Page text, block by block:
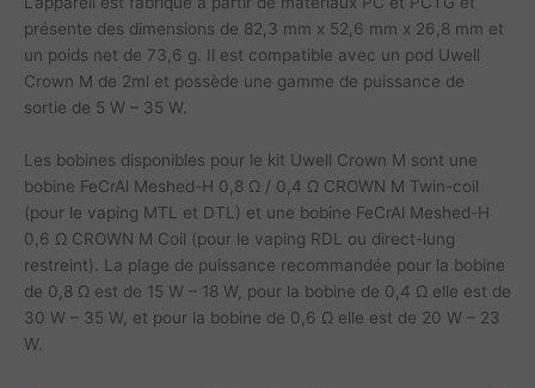
présente des dimensions de 82,3 mm x 52,6 mm x 26,8 mm et
un poids net de 73,6 g. Il est compatible avec un pod Uwell
Crown M de 2ml et possède une gamme de puissance de
sortie de 5 W – 35 W.
Les bobines disponibles pour le kit Uwell Crown M sont une
bobine FeCrAl Meshed-H 0,8 Ω / 0,4 Ω CROWN M Twin-coil
(pour le vaping MTL et DTL) et une bobine FeCrAl Meshed-H
0,6 Ω CROWN M Coil (pour le vaping RDL ou direct-lung
restreint). La plage de puissance recommandée pour la bobine
de 0,8 Ω est de 15 W – 18 W, pour la bobine de 0,4 Ω elle est de
30 W – 35 W, et pour la bobine de 0,6 Ω elle est de 20 W – 23
W.